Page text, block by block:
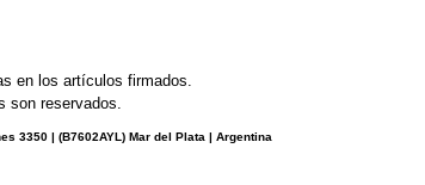
en los artículos firmados.
son reservados.
3350 | (B7602AYL) Mar del Plata | Argentina